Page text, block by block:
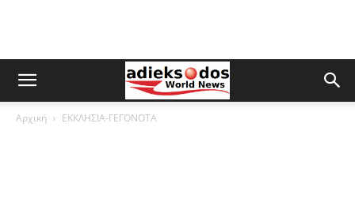
Αρχική ΕΚΚΛΗΣΙΑ-ΓΕΓΟΝΟΤΑ